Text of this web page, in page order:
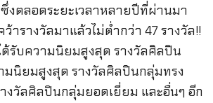
ซึ่งตลอดระยะเวลาหลายปีที่ผ่านมา
ว้ารางวัลมาแล้วไม่ต่ำกว่า 47 รางวัล!!
รับความนิยมสูงสุด รางวัลศิลปิน
มนิยมสูงสุด รางวัลศิลปินกลุ่มทรง
งวัลศิลปินกลุ่มยอดเยี่ยม และอื่นๆ อีก